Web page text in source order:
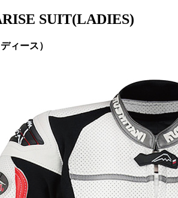
SUIT(LADIES)
ィース）